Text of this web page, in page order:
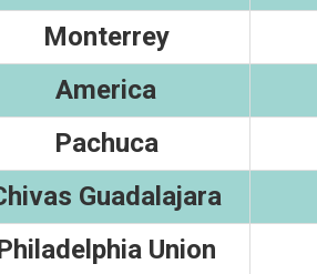
Monterrey
America
Pachuca
Guadalajara
Union